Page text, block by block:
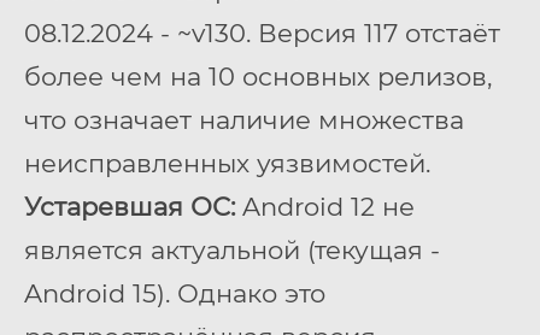
08.12.2024 - ~v130. Версия 117 отстаёт
более чем на 10 основных релизов,
что означает наличие множества
неисправленных уязвимостей.
Устаревшая ОС:Android 12 не
является актуальной (текущая -
Android 15). Однако это